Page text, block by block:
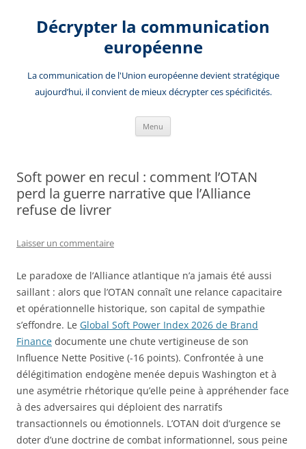
contenuDécrypter la communication
européenne
La communication de l'Union européenne devient stratégique
aujourd’hui, il convient de mieux décrypter ces spécificités.
Menu
Soft power en recul : comment l’OTAN
perd la guerre narrative que l’Alliance
refuse de livrer
Laisser un commentaire
Le paradoxe de l’Alliance atlantique n’a jamais été aussi
saillant : alors que l’OTAN connaît une relance capacitaire
et opérationnelle historique, son capital de sympathie
s’effondre. Le Global Soft Power Index 2026 de Brand
Finance documente une chute vertigineuse de son
Influence Nette Positive (-16 points). Confrontée à une
délégitimation endogène menée depuis Washington et à
une asymétrie rhétorique qu’elle peine à appréhender face
à des adversaires qui déploient des narratifs
transactionnels ou émotionnels. L’OTAN doit d’urgence se
doter d’une doctrine de combat informationnel, sous peine